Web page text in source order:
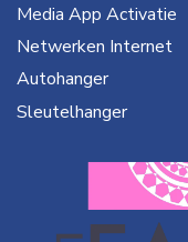
Media App Activatie
Netwerken Internet
Autohanger
Sleutelhanger